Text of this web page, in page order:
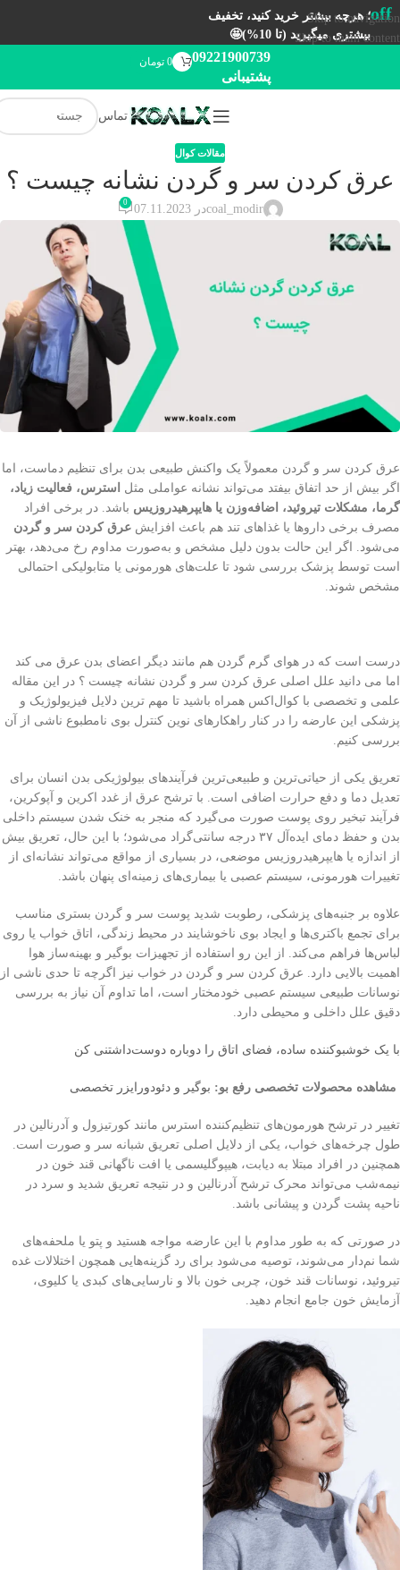
Skip to navigation
Skip to main content
off؛ هرچه بیشتر خرید کنید، تخفیف
بیشتری میگیرید (تا 10%)🤩
09221900739
پشتیبانی
0 تومان
تماس
مقالات کوال
عرق كردن سر و گردن نشانه چيست‌ ؟
coal_modirدر 07.11.2023 0
عرق کردن سر و گردن معمولاً یک واکنش طبیعی بدن برای تنظیم دماست، اما
اگر بیش از حد اتفاق بیفتد می‌تواند نشانه عواملی مثل
استرس، فعالیت زیاد،
گرما، مشکلات تیروئید، اضافه‌وزن یا هایپرهیدروزیس باشد. در برخی افراد
مصرف برخی داروها یا غذاهای تند هم باعث افزایش عرق کردن سر و گردن
می‌شود. اگر این حالت بدون دلیل مشخص و به‌صورت مداوم رخ می‌دهد، بهتر
است توسط پزشک بررسی شود تا علت‌های هورمونی یا متابولیکی احتمالی
مشخص شوند.
درست است که در هوای گرم گردن هم مانند دیگر اعضای بدن عرق می کند
اما می دانید علل اصلی عرق كردن سر و گردن نشانه چيست‌ ؟ در این مقاله
علمی و تخصصی با کوال‌اکس همراه باشید تا مهم ترین دلایل فیزیولوژیک و
پزشکی این عارضه را در کنار راهکارهای نوین کنترل بوی نامطبوع ناشی از آن
بررسی کنیم.
تعریق یکی از حیاتی‌ترین و طبیعی‌ترین فرآیند‌های بیولوژیکی بدن انسان برای
تعدیل دما و دفع حرارت اضافی است. با ترشح عرق از غدد اکرین و آپوکرین،
فرآیند تبخیر روی پوست صورت می‌گیرد که منجر به خنک شدن سیستم داخلی
بدن و حفظ دمای ایده‌آل ۳۷ درجه سانتی‌گراد می‌شود؛ با این حال، تعریق بیش
از اندازه یا هایپرهیدروزیس موضعی، در بسیاری از مواقع می‌تواند نشانه‌ای از
تغییرات هورمونی، سیستم عصبی یا بیماری‌های زمینه‌ای پنهان باشد.
علاوه بر جنبه‌های پزشکی، رطوبت شدید پوست سر و گردن بستری مناسب
برای تجمع باکتری‌ها و ایجاد بوی ناخوشایند در محیط زندگی، اتاق خواب یا روی
لباس‌ها فراهم می‌کند. از این رو استفاده از تجهیزات بوگیر و بهینه‌ساز هوا
اهمیت بالایی دارد. عرق کردن سر و گردن در خواب نیز اگرچه تا حدی ناشی از
نوسانات طبیعی سیستم عصبی خودمختار است، اما تداوم آن نیاز به بررسی
دقیق علل داخلی و محیطی دارد.
با یک خوشبوکننده ساده، فضای اتاق را دوباره دوست‌داشتنی کن
مشاهده محصولات تخصصی رفع بو: بوگیر و دئودورایزر تخصصی
تغییر در ترشح هورمون‌های تنظیم‌کننده استرس مانند کورتیزول و آدرنالین در
طول چرخه‌های خواب، یکی از دلایل اصلی تعریق شبانه سر و صورت است.
همچنین در افراد مبتلا به دیابت، هیپوگلیسمی یا افت ناگهانی قند خون در
نیمه‌شب می‌تواند محرک ترشح آدرنالین و در نتیجه تعریق شدید و سرد در
ناحیه پشت گردن و پیشانی باشد.
در صورتی که به طور مداوم با این عارضه مواجه هستید و پتو یا ملحفه‌های
شما نم‌دار می‌شوند، توصیه می‌شود برای رد گزینه‌هایی همچون اختلالات غده
تیروئید، نوسانات قند خون، چربی خون بالا و نارسایی‌های کبدی یا کلیوی،
آزمایش خون جامع انجام دهید.